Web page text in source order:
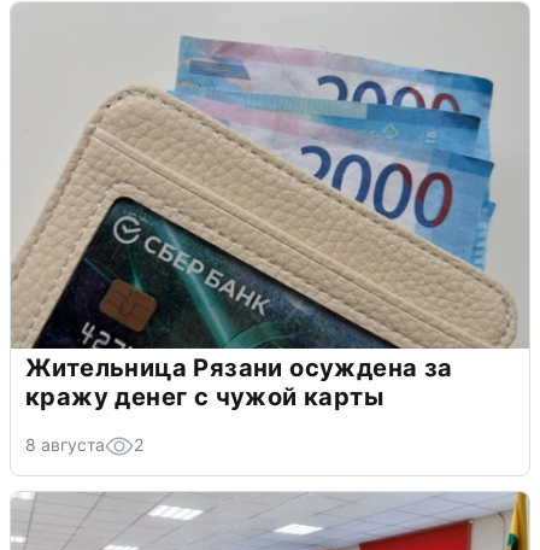
Жительница Рязани осуждена за
кражу денег с чужой карты
8 августа 2